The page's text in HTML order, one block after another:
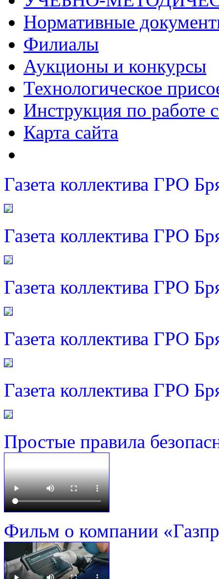
Нормативные
Филиалы
Аукционы и конкурсы
Технологическое
Инструкция по работе
Карта сайта
Газета коллектива ГРО
Газета коллектива ГРО
Газета коллектива ГРО
Газета коллектива ГРО
Газета коллектива ГРО
Простые правила
Фильм о компании